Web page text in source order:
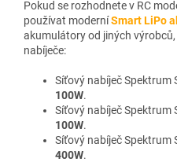
Pokud se rozhodnete v RC
používat moderníSmart LiPo
akumulátory od jiných
nabíječe:
Síťový nabíječ Spektrum
100W.
Síťový nabíječ Spektrum
100W.
Síťový nabíječ Spektrum
400W.